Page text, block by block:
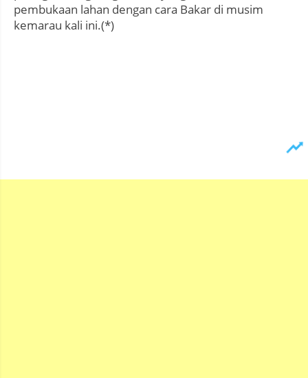
pembukaan lahan dengan cara Bakar di musim
kemarau kali ini.(*)